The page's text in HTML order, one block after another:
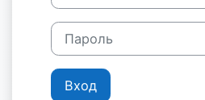
Пароль
Вход